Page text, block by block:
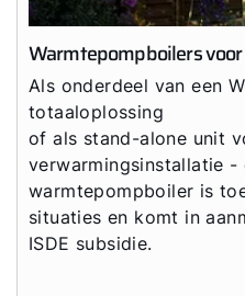
Warmtepompboilers
Als onderdeel van een
totaaloplossing
of als stand-alone unit
verwarmingsinstallatie -
warmtepompboiler is
situaties en komt in
ISDE subsidie.